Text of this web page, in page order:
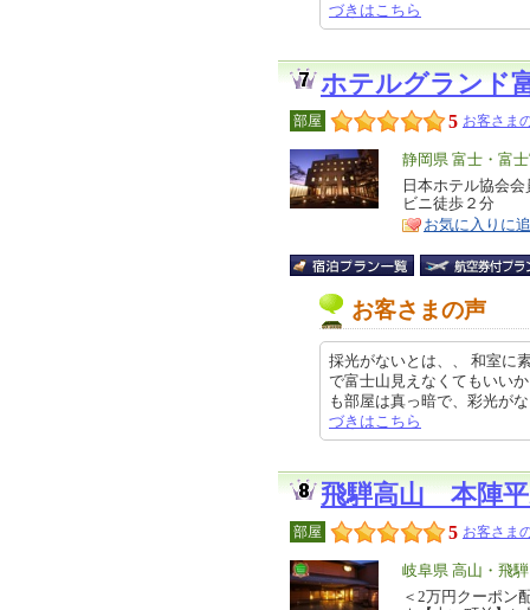
づきはこちら
ホテルグランド
部屋 5 お客さま
エ
リ
ア
静岡県 富士・富
特
徴
日本ホテル協会
ビニ徒歩２
お気に入りに
お客さまの声
採光がないとは、、 和室に
で富士山見えなくてもいい
も部屋は真っ暗で、彩光が
づきはこちら
飛騨高山 本陣
部屋 5 お客さま
エ
リ
岐阜県 高山・飛騨
特
＜2万円クーポン